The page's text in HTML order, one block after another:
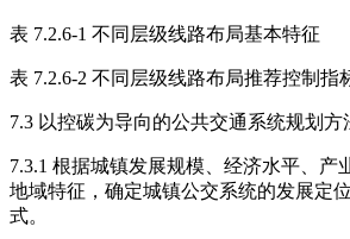
表 7.2.6-1 不同层级线路布局基本特征
表 7.2.6-2 不同层级线路布局推荐控制指
7.3 以控碳为导向的公共交通系统规划方
7.3.1 根据城镇发展规模、经济水平、产
地域特征，确定城镇公交系统的发展定
式。